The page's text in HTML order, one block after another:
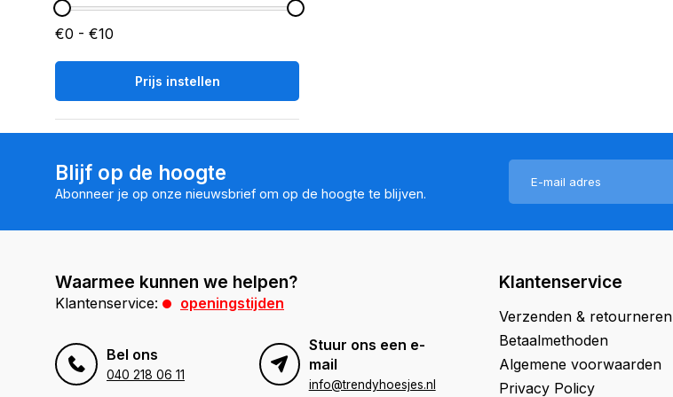
€0 - €10
Prijs instellen
Blijf op de hoogte
Abonneer je op onze nieuwsbrief om op de hoogte te blijven.
Waarmee kunnen we helpen?
Klantenservice: openingstijden
Bel ons
040 218 06 11
Stuur ons een e-
mail
info@trendyhoesjes.nl
Klantenservice
Verzenden & retourneren
Betaalmethoden
Algemene voorwaarden
Privacy Policy